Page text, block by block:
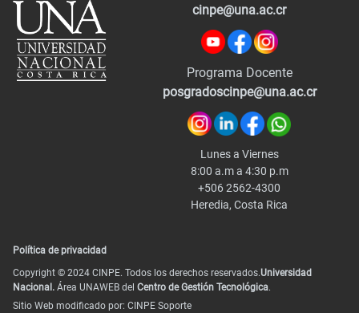
cinpe@una.ac.cr
Programa Docente
posgradoscinpe@una.ac.cr
Lunes a Viernes
8:00 a.m a 4:30 p.m
+506 2562-4300
Heredia, Costa Rica
Política de privacidad
Copyright © 2024 CINPE. Todos los derechos reservados.Universidad
Nacional. Área UNAWEB del Centro de Gestión Tecnológica.
Sitio Web modificado por: CINPE Soporte